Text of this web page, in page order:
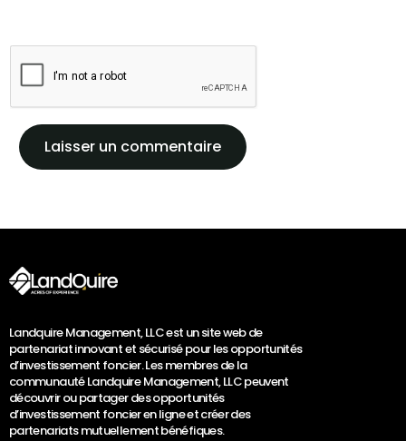
Landquire Management, LLC est un site web de
partenariat innovant et sécurisé pour les opportunités
d’investissement foncier. Les membres de la
communauté Landquire Management, LLC peuvent
découvrir ou partager des opportunités
d’investissement foncier en ligne et créer des
partenariats mutuellement bénéfiques.